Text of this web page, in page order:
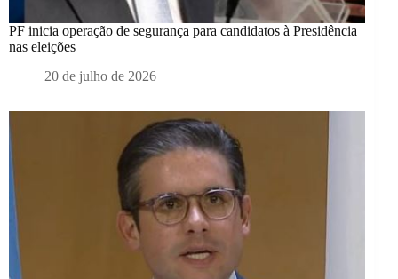
PF inicia operação de segurança para candidatos à Presidência
nas eleições
20 de julho de 2026